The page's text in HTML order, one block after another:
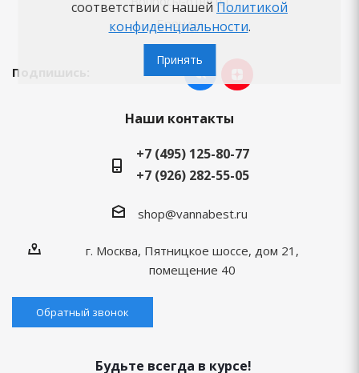
Бренды
Подпишись:
Наши контакты
+7 (495) 125-80-77
+7 (926) 282-55-05
shop@vannabest.ru
г. Москва, Пятницкое шоссе, дом 21,
помещение 40
Обратный звонок
Будьте всегда в курсе!
соответствии с нашей Политикой
конфиденциальности.
Принять